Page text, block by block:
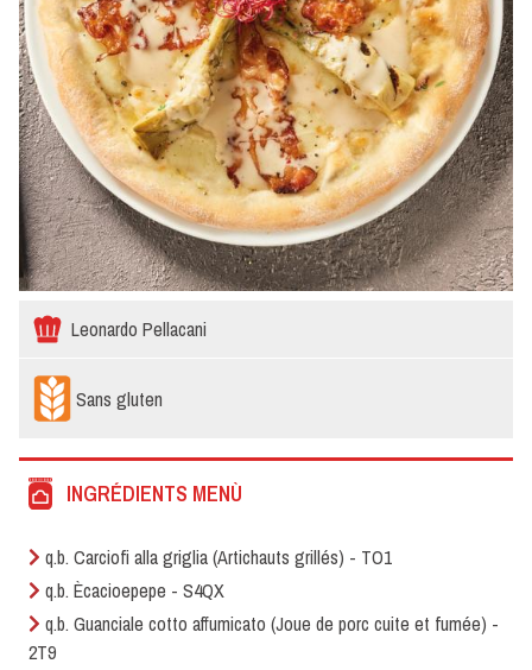
Leonardo Pellacani
Sans gluten
INGRÉDIENTS MENÙ
q.b. Carciofi alla griglia (Artichauts grillés) - TO1
q.b. Ècacioepepe - S4QX
q.b. Guanciale cotto affumicato (Joue de porc cuite et fumée) -
2T9